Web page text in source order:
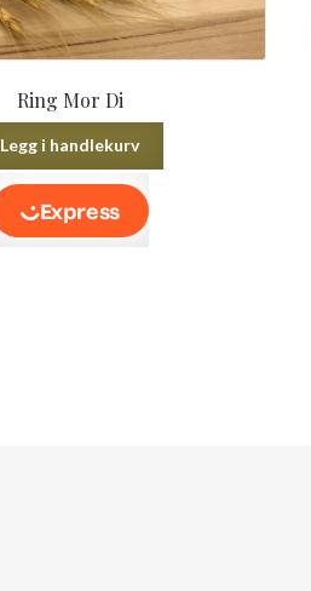
Ring Mor Di
Legg i handlekurv